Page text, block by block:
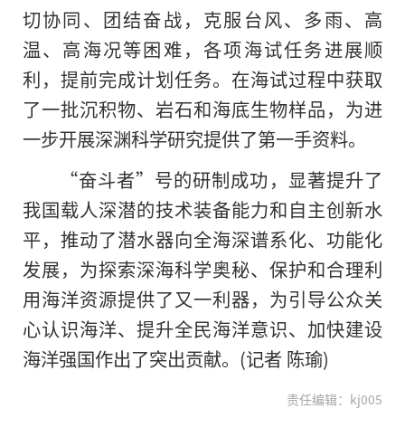
切协同、团结奋战，克服台风、多雨、高
温、高海况等困难，各项海试任务进展顺
利，提前完成计划任务。在海试过程中获取
了一批沉积物、岩石和海底生物样品，为进
一步开展深渊科学研究提供了第一手资料。
“奋斗者”号的研制成功，显著提升了
我国载人深潜的技术装备能力和自主创新水
平，推动了潜水器向全海深谱系化、功能化
发展，为探索深海科学奥秘、保护和合理利
用海洋资源提供了又一利器，为引导公众关
心认识海洋、提升全民海洋意识、加快建设
海洋强国作出了突出贡献。(记者 陈瑜)
责任编辑：kj005